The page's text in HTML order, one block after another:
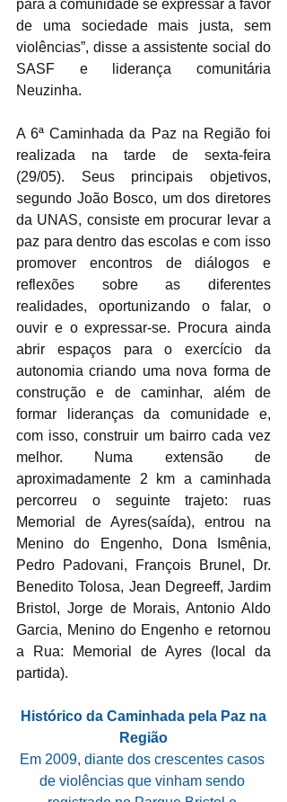
para a comunidade se expressar a favor
de uma sociedade mais justa, sem
violências”, disse a assistente social do
SASF e liderança comunitária
Neuzinha.
A 6ª Caminhada da Paz na Região foi
realizada na tarde de sexta-feira
(29/05). Seus principais objetivos,
segundo João Bosco, um dos diretores
da UNAS, consiste em procurar levar a
paz para dentro das escolas e com isso
promover encontros de diálogos e
reflexões sobre as diferentes
realidades, oportunizando o falar, o
ouvir e o expressar-se. Procura ainda
abrir espaços para o exercício da
autonomia criando uma nova forma de
construção e de caminhar, além de
formar lideranças da comunidade e,
com isso, construir um bairro cada vez
melhor. Numa extensão de
aproximadamente 2 km a caminhada
percorreu o seguinte trajeto: ruas
Memorial de Ayres(saída), entrou na
Menino do Engenho, Dona Ismênia,
Pedro Padovani, François Brunel, Dr.
Benedito Tolosa, Jean Degreeff, Jardim
Bristol, Jorge de Morais, Antonio Aldo
Garcia, Menino do Engenho e retornou
a Rua: Memorial de Ayres (local da
partida).
Histórico da Caminhada pela Paz na
Região
Em 2009, diante dos crescentes casos
de violências que vinham sendo